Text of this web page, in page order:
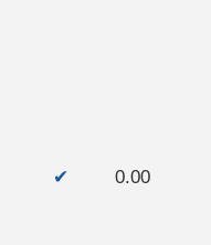
✔ 0.00